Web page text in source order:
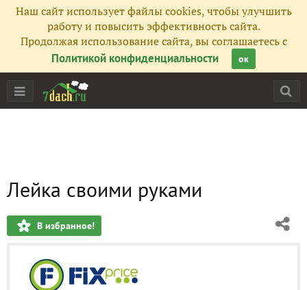
Наш сайт использует файлы cookies, чтобы улучшить
работу и повысить эффективность сайта.
Продолжая использование сайта, вы соглашаетесь с
Политикой конфиденциальности
ок
Лейка своими руками
В избранное!